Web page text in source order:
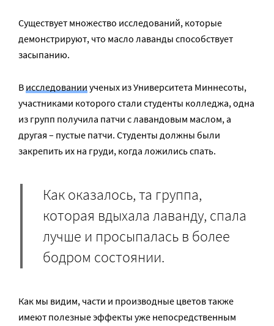
Существует множество исследований, которые
демонстрируют, что масло лаванды способствует
засыпанию.
Висследованииученых из Университета Миннесоты,
участниками которого стали студенты колледжа, одна
из групп получила патчи с лавандовым маслом, а
другая – пустые патчи. Студенты должны были
закрепить их на груди, когда ложились спать.
Как оказалось, та группа,
которая вдыхала лаванду, спала
лучше и просыпалась в более
бодром состоянии.
Как мы видим, части и производные цветов также
имеют полезные эффекты уже непосредственным